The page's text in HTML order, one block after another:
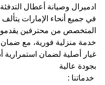
ادميرال وصيانة أعطال
في جميع أنحاء الإمارات يتألف
المتخصص من محترفين
خدمة منزلية فورية، مع
غيار أصلية لضمان استمرارية
بجودة عالية
خدماتنا :